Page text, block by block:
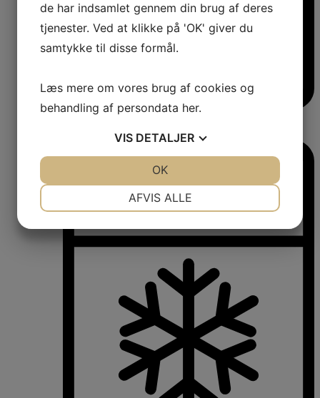
Vinkøleskabe
Vinkøleskabe
de har indsamlet gennem din brug af deres
tjenester. Ved at klikke på 'OK' giver du
samtykke til disse formål.
Læs mere om vores brug af cookies og
behandling af persondata her.
VIS DETALJER
AFVIS ALLE
OK